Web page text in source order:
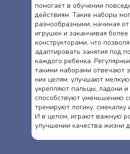
помогает в обучении
действиям. Такие наборы
разнообразными, начиная
игрушек и заканчивая
конструкторами, что
адаптировать занятия под
каждого ребенка.
такими наборами отвечают
них целям: улучшают
укрепляют пальцы, ладони и
способствуют уменьшению
тренируют логику, смекалку
И в целом, играют важную
улучшении качества жизни